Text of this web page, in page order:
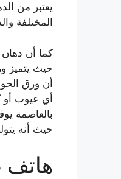
يعتبر من
المختلفة
كما أن
حيث يتميز
أن ورق
أي عيوب أو
بالعاصمة
حيث أنه
هاتف